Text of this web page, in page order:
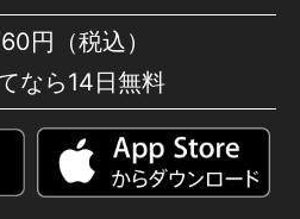
円（税込）
なら14日無料